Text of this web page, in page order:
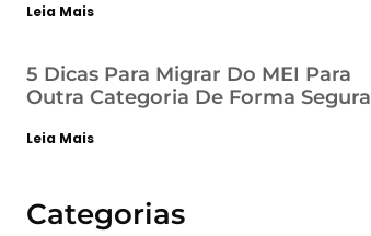
Leia Mais
5 Dicas Para Migrar Do MEI Para
Outra Categoria De Forma Segura
Leia Mais
Categorias